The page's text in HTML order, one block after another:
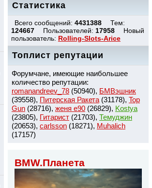
Статистика
Всего сообщений: 4431388
Тем:
124667
Пользователей: 17958
Новый
пользователь: Rolling-Slots-Arice
Топлист репутации
Форумчане, имеющие наибольшее
количество репутации:
romanandreev_78(50940), БМВэшник
(39558), Питерская Ракета(31178), Top
Gun(28716), женя e90(26829), Kostya
(23805), Гитарист(21703), Темуджин
(20653), сarlsson(18271), Muhalich
(17157)
BMW.Планета